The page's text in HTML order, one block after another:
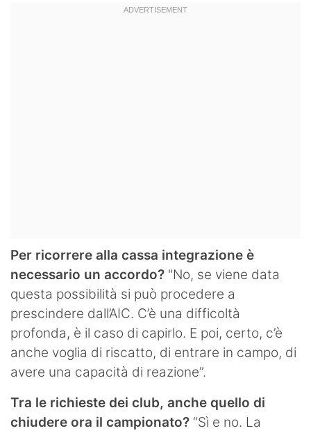
Per ricorrere alla cassa integrazione è
necessario un accordo? "No, se viene data
questa possibilità si può procedere a
prescindere dall’AIC. C’è una difficoltà
profonda, è il caso di capirlo. E poi, certo, c’è
anche voglia di riscatto, di entrare in campo, di
avere una capacità di reazione”.
Tra le richieste dei club, anche quello di
chiudere ora il campionato? “Sì e no. La